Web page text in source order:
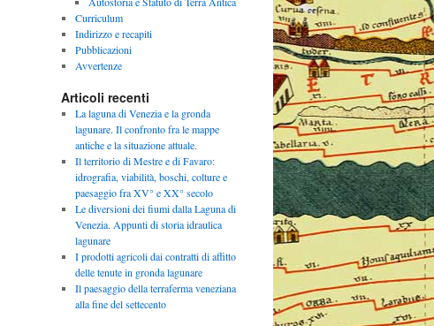
Curriculum
Indirizzo e recapiti
Pubblicazioni
Avvertenze
Articoli recenti
La laguna di Venezia e la gronda
lagunare. Il confronto fra le mappe
antiche e la situazione attuale.
Il territorio di Mestre e di Favaro:
idrografia, viabilità, boschi, colture e
paesaggio fra XV° e XX° secolo
Le diversioni dei fiumi dalla Laguna di
Venezia. Appunti di storia idraulica
lagunare
I prodotti agricoli dai contratti di affitto
delle tenute in gronda lagunare
Il paesaggio della terraferma veneziana
alla fine del settecento